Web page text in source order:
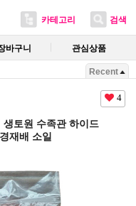
카테고리 검색
바구니 관심상품
Recent
4
토원 수족관 하이드
재배 소일